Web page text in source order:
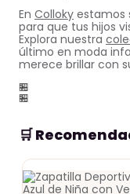
En Colloky estamos
para que tus hijos
Explora nuestra
último en moda
merece brillar con
🏪
🏪
🛒